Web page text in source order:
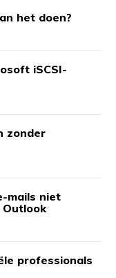
het doen?
iSCSI-
zonder
mails niet
professionals